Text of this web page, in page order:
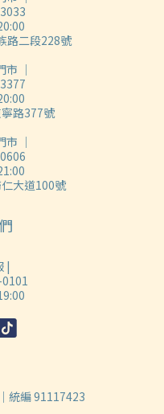
路二段228號
市 ｜
路377號
市 ｜
大道100號
|
統編 91117423